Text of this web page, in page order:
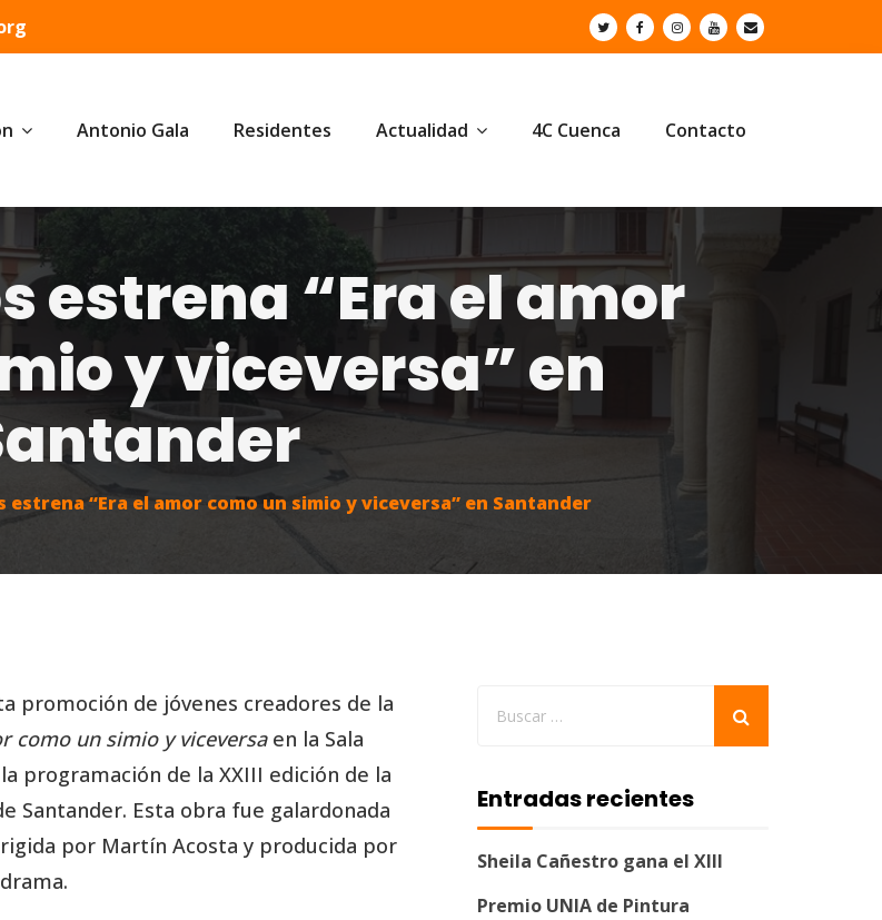
Antonio Gala Residentes Actualidad 4C Cuenca Contacto
estrena “Era el amor
y viceversa” en
estrena “Era el amor como un simio y viceversa” en Santander
promoción de jóvenes creadores de la
como un simio y viceversa en la Sala
programación de la XXIII edición de la
Santander. Esta obra fue galardonada
por Martín Acosta y producida por
Entradas recientes
Sheila Cañestro gana el XIII
Premio UNIA de Pintura